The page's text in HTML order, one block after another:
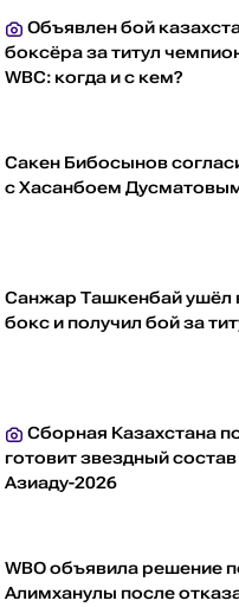
Объявлен бой
боксёра за титул
WBC: когда и с кем?
Сакен Бибосынов
с Хасанбоем
Санжар Ташкенбай ушёл
бокс и получил бой за
Сборная Казахстана
готовит звездный состав
Азиаду-2026
WBO объявила решение
Алимханулы после